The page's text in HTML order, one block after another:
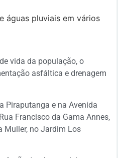
vida da população, o
asfáltica e drenagem
Piraputanga e na Avenida
Francisco da Gama Annes,
Muller, no Jardim Los